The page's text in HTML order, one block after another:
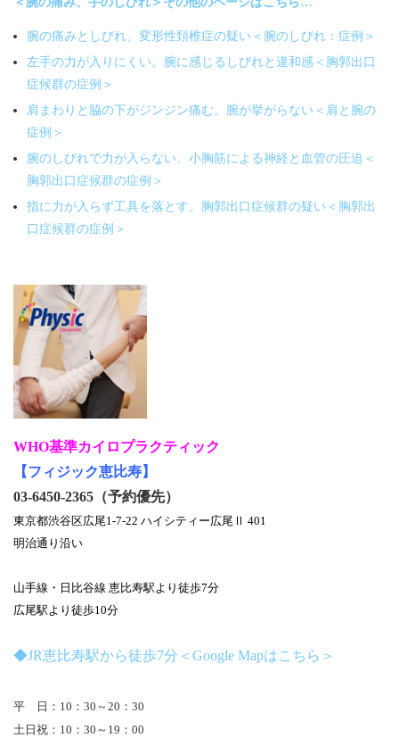
腕の痛みとしびれ、変形性頚椎症の疑い＜腕のしびれ：症例＞
左手の力が入りにくい。腕に感じるしびれと違和感＜胸郭出口
症候群の症例＞
肩まわりと脇の下がジンジン痛む。腕が挙がらない＜肩と腕の
症例＞
腕のしびれで力が入らない。小胸筋による神経と血管の圧迫＜
胸郭出口症候群の症例＞
指に力が入らず工具を落とす。胸郭出口症候群の疑い＜胸郭出
口症候群の症例＞
WHO基準カイロプラクティック
【フィジック恵比寿】
03-6450-2365（予約優先）
東京都渋谷区広尾1-7-22 ハイシティー広尾Ⅱ 401
明治通り沿い
山手線・日比谷線 恵比寿駅より徒歩7分
広尾駅より徒歩10分
◆JR恵比寿駅から徒歩7分＜Google Mapはこちら＞
平 日：10：30～20：30
土日祝：10：30～19：00